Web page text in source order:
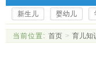
新生儿 婴幼儿
当前位置: 首页 > 育儿知